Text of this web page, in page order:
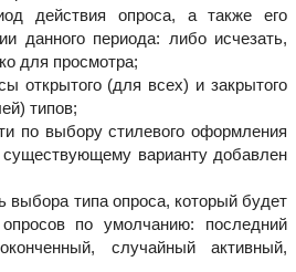
действия опроса, а также его
данного периода: либо исчезать,
для просмотра;
открытого (для всех) и закрытого
типов;
по выбору стилевого оформления
существующему варианту добавлен
выбора типа опроса, который будет
по умолчанию: последний
случайный активный,